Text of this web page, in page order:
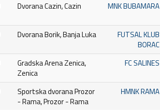
Dvorana Cazin, Cazin MNK BUBAMARA
Dvorana Borik, Banja Luka
FUTSAL KLUB
BORAC
Gradska Arena Zenica,
Zenica
FC SALINES
Sportska dvorana Prozor
- Rama, Prozor - Rama
HMNK RAMA